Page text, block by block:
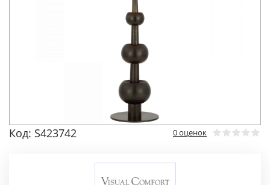
Код: S423742 0 оценок